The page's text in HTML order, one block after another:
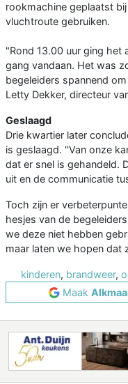
rookmachine geplaatst
vluchtroute gebruiken.
"Rond 13.00 uur ging het
gang vandaan. Het was
begeleiders spannend
Letty Dekker, directeur
Geslaagd
Drie kwartier later
is geslaagd. ''Van onze
dat er snel is gehandeld.
uit en de communicatie
Toch zijn er
hesjes van de
we deze niet hebben
maar laten we hopen dat
kinderen, brandweer,
Maak